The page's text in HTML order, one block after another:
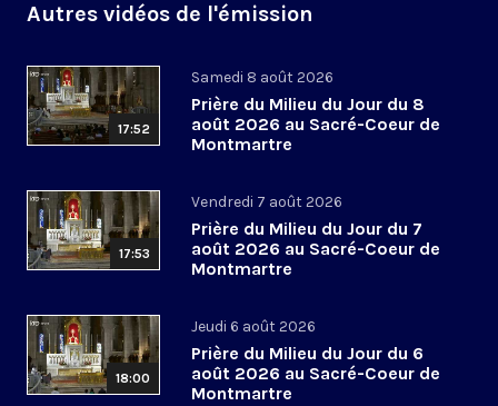
Autres vidéos de l'émission
17:52
Samedi 8 août 2026
Prière du Milieu du Jour du 8
août 2026 au Sacré-Coeur de
Montmartre
17:53
Vendredi 7 août 2026
Prière du Milieu du Jour du 7
août 2026 au Sacré-Coeur de
Montmartre
18:00
Jeudi 6 août 2026
Prière du Milieu du Jour du 6
août 2026 au Sacré-Coeur de
Montmartre